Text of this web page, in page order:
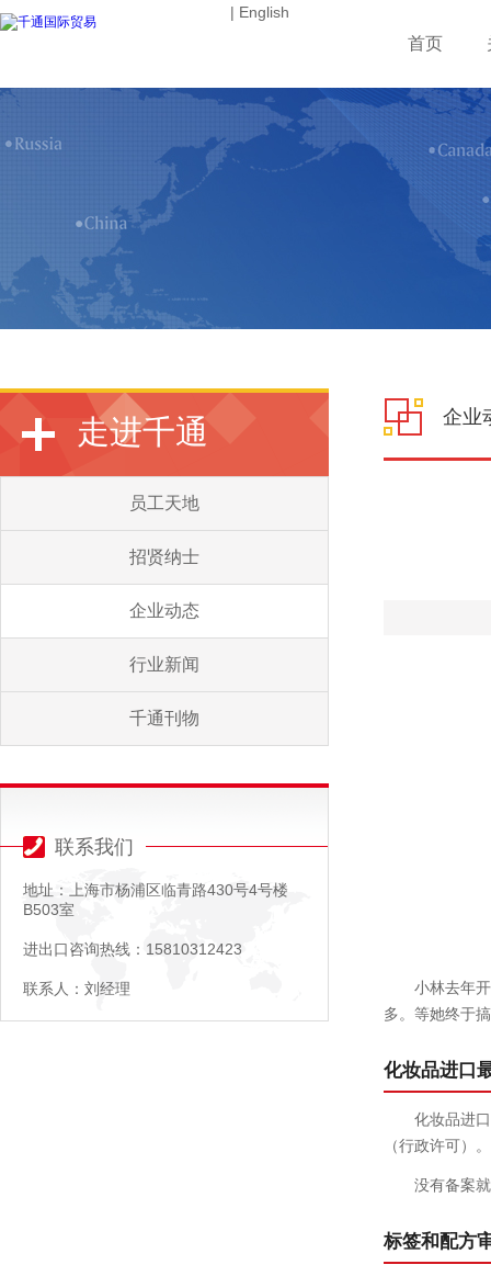
| English
首页
走进千通
员工天地
招贤纳士
企业动态
行业新闻
千通刊物
联系我们
地址：上海市杨浦区临青路430号4号楼
B503室
进出口咨询热线：15810312423
联系人：刘经理
企业
小林去年
多。等她终于
化妆品进口
化妆品进
（行政许可）
没有备案
标签和配方